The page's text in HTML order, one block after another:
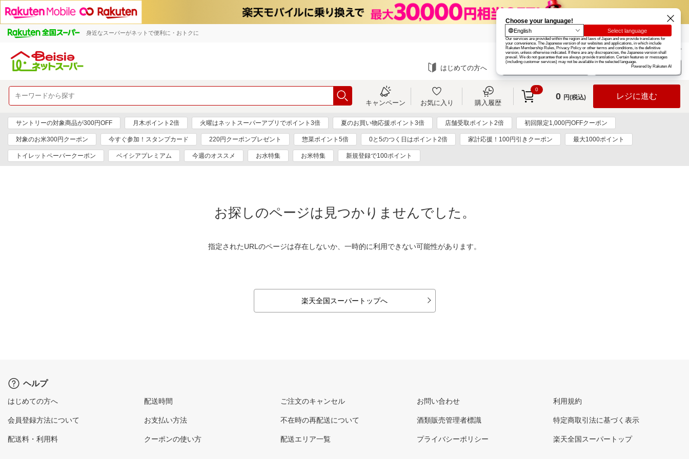
身近なスーパーがネットで便利に・おトクに 楽天グループ カード
お知らせ ヘルプ
はじめての方へ ログイン
キャンペーン お気に入り 購入履歴
0
0 円(税込) レジに進む
サントリーの対象商品が300円OFF 月木ポイント2倍 火曜はネットスーパーアプリでポイント3倍 夏のお買い物応援ポイント3倍 店舗受取ポイント2倍 初回限定1,000円OFFクーポン
対象のお米300円クーポン 今すぐ参加！スタンプカード 220円クーポンプレゼント 惣菜ポイント5倍 0と5のつく日はポイント2倍 家計応援！100円引きクーポン 最大1000ポイント
トイレットペーパークーポン ベイシアプレミアム 今週のオススメ お水特集 お米特集 新規登録で100ポイント
お探しのページは見つかりませんでした。
指定されたURLのページは存在しないか、一時的に利用できない可能性があります。
楽天全国スーパートップへ
ヘルプ
はじめての方へ
会員登録方法について
配送料・利用料
配送時間
お支払い方法
クーポンの使い方
ご注文のキャンセル
不在時の再配送について
配送エリア一覧
お問い合わせ
酒類販売管理者標識
プライバシーポリシー
利用規約
特定商取引法に基づく表示
楽天全国スーパートップ